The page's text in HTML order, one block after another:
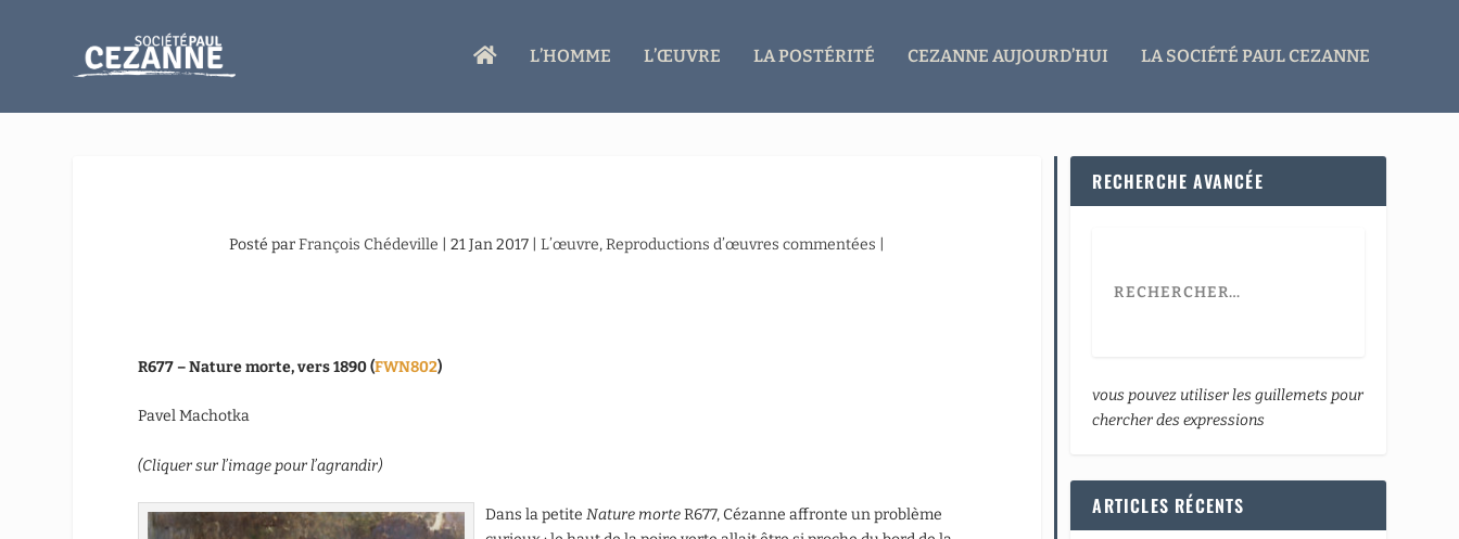
A
L’HOMME L’ŒUVRE LA POSTÉRITÉ CEZANNE AUJOURD’HUI LA SOCIÉTÉ PAUL CEZANNE
Posté parFrançois Chédeville |21 Jan 2017 |L’œuvre,Reproductions d’œuvres commentées
R677 – Nature morte, vers 1890 (FWN802)
Pavel Machotka
(Cliquer sur l’image pour l’agrandir)
Dans la petiteNature morteR677, Cézanne affronte un problème
RECHERCHE AVANCÉE
vous pouvez utiliser les guillemets pour
chercher des expressions
ARTICLES RÉCENTS